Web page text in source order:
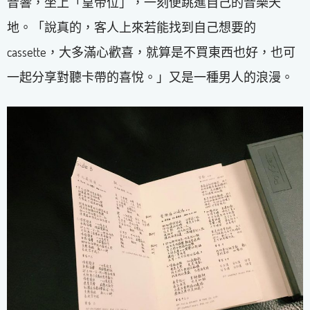
地。「說真的，客人上來若能找到自己想要的
cassette，大多滿心歡喜，就算是不買東西也好，也可
一起分享對聽卡帶的喜悅。」又是一種男人的浪漫。